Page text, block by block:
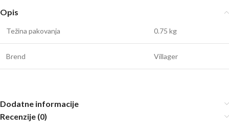
Opis
Težina pakovanja 0.75 kg
Brend Villager
Dodatne informacije
Recenzije (0)